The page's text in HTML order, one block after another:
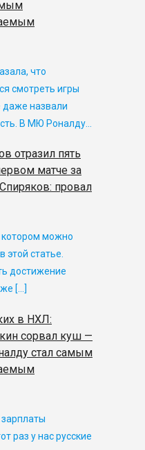
что
смотреть игры
даже назвали
В МЮ Роналду…
отразил пять
матче за
провал
котором можно
этой статье.
достижение
[…]
в НХЛ:
сорвал куш —
стал самым
раз у нас русские